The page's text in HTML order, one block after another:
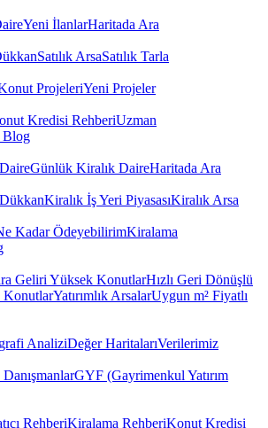
Yeni İlanlarHaritada Ara
Satılık ArsaSatılık Tarla
ProjeleriYeni Projeler
Kredisi RehberiUzman
Blog
Günlük Kiralık DaireHaritada Ara
Kiralık İş Yeri PiyasasıKiralık Arsa
Kadar ÖdeyebilirimKiralama
Geliri Yüksek KonutlarHızlı Geri Dönüşlü
KonutlarYatırımlık ArsalarUygun m² Fiyatlı
AnaliziDeğer HaritalarıVerilerimiz
GYF (Gayrimenkul Yatırım
RehberiKiralama RehberiKonut Kredisi